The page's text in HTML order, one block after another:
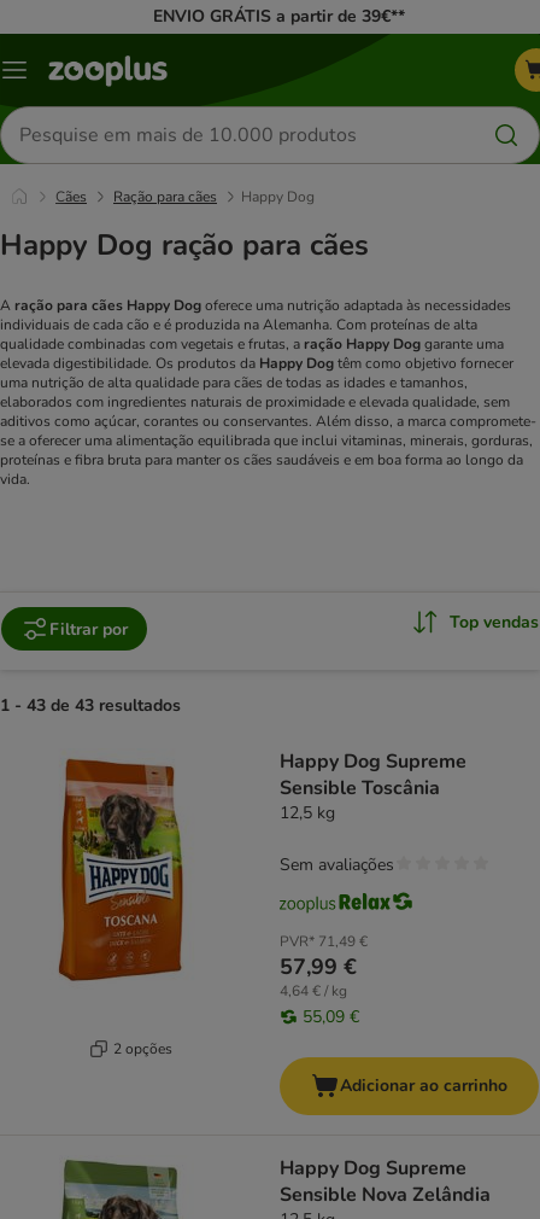
ENVIO GRÁTIS a partir de 39€**
Menu
Pesquisar
produtos
Cães Ração para cães Happy Dog
Happy Dog ração para cães
A ração para cães Happy Dogoferece uma nutrição adaptada às necessidades
individuais de cada cão e é produzida na Alemanha. Com proteínas de alta
qualidade combinadas com vegetais e frutas, a ração Happy Doggarante uma
elevada digestibilidade. Os produtos da Happy Dogtêm como objetivo fornecer
uma nutrição de alta qualidade para cães de todas as idades e tamanhos,
elaborados com ingredientes naturais de proximidade e elevada qualidade, sem
aditivos como açúcar, corantes ou conservantes. Além disso, a marca compromete-
se a oferecer uma alimentação equilibrada que inclui vitaminas, minerais, gorduras,
proteínas e fibra bruta para manter os cães saudáveis e em boa forma ao longo da
vida.
Filtrar por Top vendas
1 - 43 de 43 resultados
2 opções
Happy Dog Supreme
Sensible Toscânia
12,5 kg
PVR* 71,49 €
57,99 €
4,64 € / kg
55,09 €
Sem avaliações
Adicionar ao carrinho
Happy Dog Supreme
Sensible Nova Zelândia